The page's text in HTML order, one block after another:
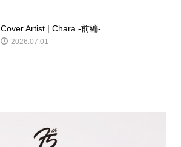
Cover Artist | Chara -前編-
2026.07.01